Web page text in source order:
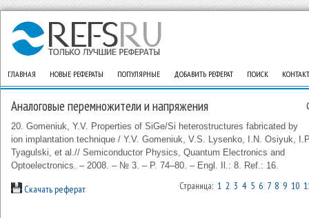
ГЛАВНАЯ НОВЫЕ РЕФЕРАТЫ ПОПУЛЯРНЫЕ ДОБАВИТЬ РЕФЕРАТ ПОИСК
Аналоговые перемножители и напряжения
20. Gomeniuk, Y.V. Properties of SiGe/Si heterostructures fabricated by
ion implantation technique / Y.V. Gomeniuk, V.S. Lysenko, I.N. Osiyuk,
Tyagulski, et al.// Semiconductor Physics, Quantum Electronics and
Optoelectronics. – 2008. – № 3. – P. 74–80. – Engl. Il.: 8. Ref.: 16.
Скачать реферат Страница: 1 2 3 4 5 6 7 8 9 10